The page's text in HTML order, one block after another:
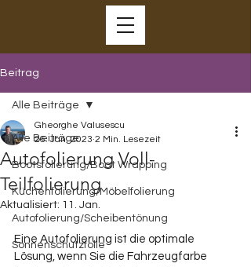
Beitrag
Alle Beiträge
Bootsfolierung/Boat Wrapping
Küchenfolierung/Möbelfolierung
Autofolierung/Scheibentönung
Sonnenschutzfolie
Alle Beiträge
Autofolierung Voll-
Teilfolierung
Gheorghe Valusescu
26. Jan. 2023 2 Min. Lesezeit
Aktualisiert: 11. Jan.
Eine Autofolierung ist die optimale
Lösung, wenn Sie die Fahrzeugfarbe